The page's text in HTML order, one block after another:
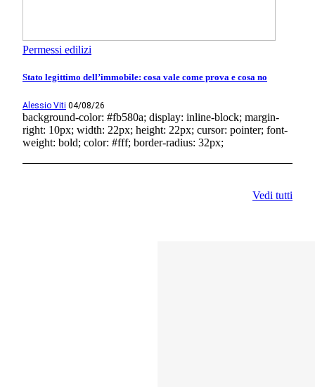
Permessi edilizi
Stato legittimo dell’immobile: cosa vale come prova e cosa no
Alessio Viti 04/08/26
background-color: #fb580a; display: inline-block; margin-
right: 10px; width: 22px; height: 22px; cursor: pointer; font-
weight: bold; color: #fff; border-radius: 32px;
Vedi tutti